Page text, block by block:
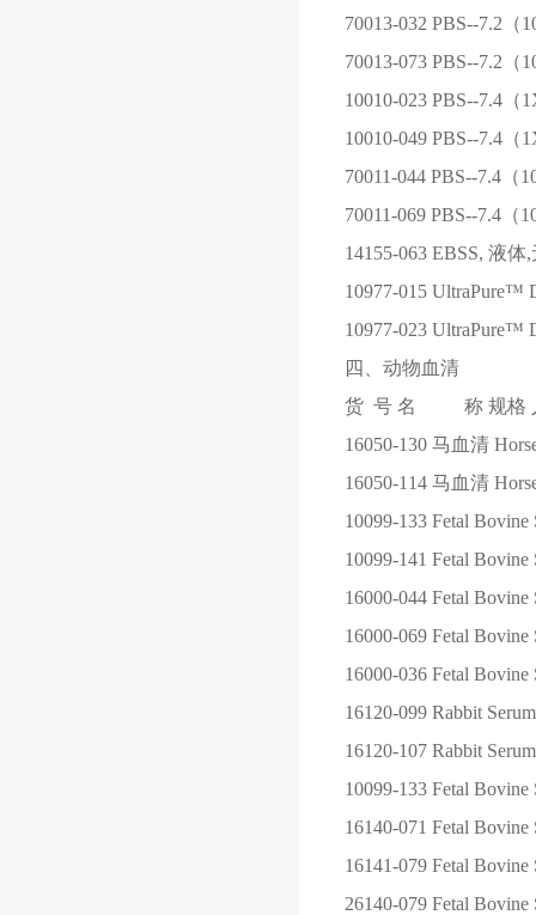
70013-032 PBS--7.2（
70013-073 PBS--7.2（
10010-023 PBS--7.4（
10010-049 PBS--7.4（
70011-044 PBS--7.4（
70011-069 PBS--7.4（
14155-063 EBSS, 液体
10977-015 UltraPure™
10977-023 UltraPure™
四、动物血清
货 号 名 称 规格
16050-130 马血清
16050-114 马血清
10099-133 Fetal Bovine
10099-141 Fetal Bovine
16000-044 Fetal
16000-069 Fetal
16000-036 Fetal Bovine
16120-099 Rabbit Serum
16120-107 Rabbit Serum
10099-133 Fetal Bovine
16140-071 Fetal Bovine
16141-079 Fetal Bovine
26140-079 Fetal Bovine